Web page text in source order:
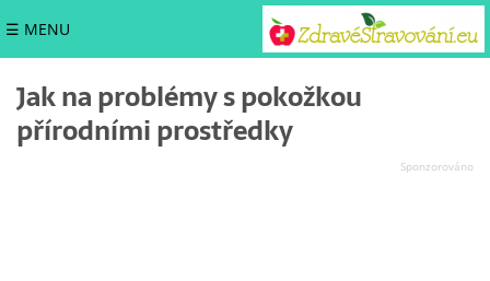
☰ MENU
Jak na problémy s pokožkou
přírodními prostředky